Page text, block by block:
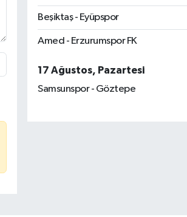
Beşiktaş - Eyüpspor
Amed - Erzurumspor FK
17 Ağustos, Pazartesi
Samsunspor - Göztepe